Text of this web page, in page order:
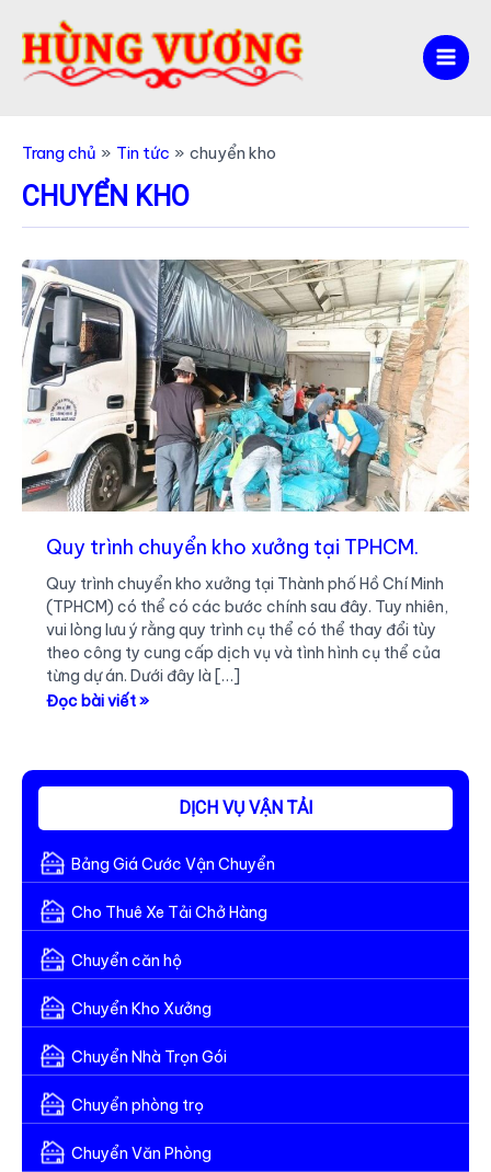
Main
Trang chủ Tin tức chuyển kho
CHUYỂN KHO
Quy trình chuyển kho xưởng tại TPHCM.
Quy trình chuyển kho xưởng tại Thành phố Hồ Chí Minh
(TPHCM) có thể có các bước chính sau đây. Tuy nhiên,
vui lòng lưu ý rằng quy trình cụ thể có thể thay đổi tùy
theo công ty cung cấp dịch vụ và tình hình cụ thể của
từng dự án. Dưới đây là […]
Quy
kho
tại
TPHCM.
Đọc bài viết »
DỊCH VỤ VẬN TẢI
Bảng Giá Cước Vận Chuyển
Cho Thuê Xe Tải Chở Hàng
Chuyển căn hộ
Chuyển Kho Xưởng
Chuyển Nhà Trọn Gói
Chuyển phòng trọ
Chuyển Văn Phòng